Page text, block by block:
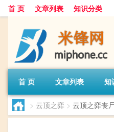
首 页 文章列表 知识分类
首 页 文章列表 知
> 云顶之弈 > 云顶之弈丧